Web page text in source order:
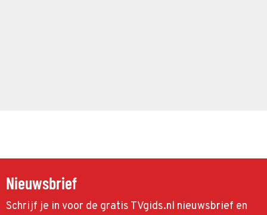
Nieuwsbrief
Schrijf je in voor de gratis TVgids.nl nieuwsbrief en